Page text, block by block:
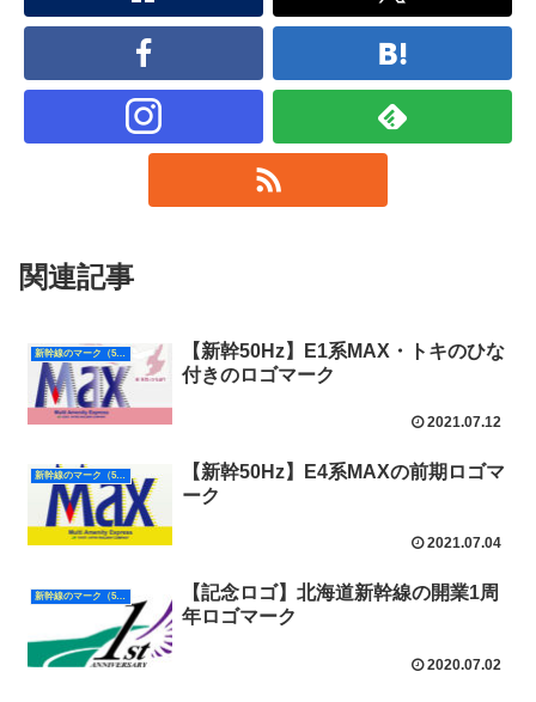
関連記事
新幹線のマーク（50Hz）
【新幹50Hz】E1系MAX・トキのひな
付きのロゴマーク
2021.07.12
新幹線のマーク（50Hz）
【新幹50Hz】E4系MAXの前期ロゴマ
ーク
2021.07.04
新幹線のマーク（50Hz）
【記念ロゴ】北海道新幹線の開業1周
年ロゴマーク
2020.07.02